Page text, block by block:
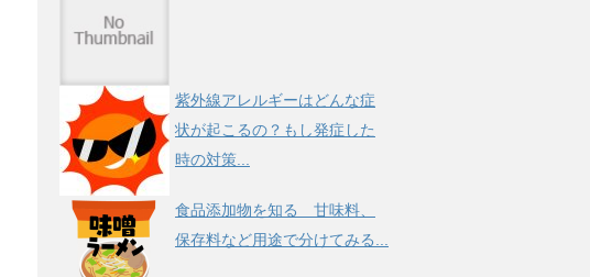
紫外線アレルギーはどんな症
状が起こるの？もし発症した
時の対策...
食品添加物を知る 甘味料、
保存料など用途で分けてみる...